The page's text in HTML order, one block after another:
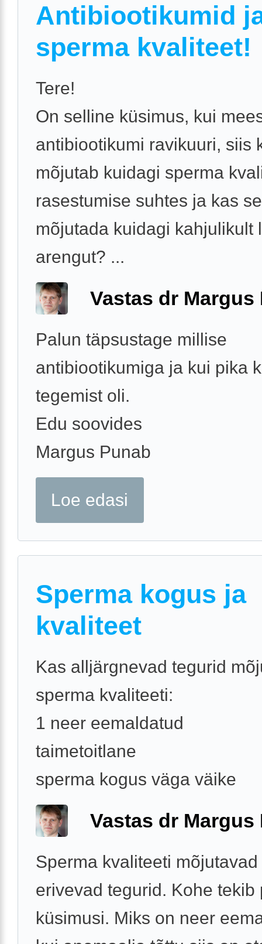
Antibiootikumid
sperma kvaliteet!
Tere!
On selline küsimus, kui
antibiootikumi ravikuuri, siis
mõjutab kuidagi sperma
rasestumise suhtes ja kas
mõjutada kuidagi kahjulikult
arengut? ...
Vastas dr Margus
Palun täpsustage millise
antibiootikumiga ja kui pika
tegemist oli.
Edu soovides
Margus Punab
Loe edasi
Sperma kogus ja
kvaliteet
Kas alljärgnevad tegurid
sperma kvaliteeti:
1 neer eemaldatud
taimetoitlane
sperma kogus väga väike
Vastas dr Margus
Sperma kvaliteeti
erivevad tegurid. Kohe tekib
küsimusi. Miks on neer